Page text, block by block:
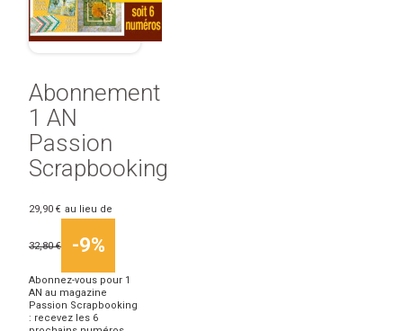
Abonnement
1 AN
Passion
Scrapbooking
29,90 € au lieu de
32,80 € -9%
Abonnez-vous pour 1
AN au magazine
Passion Scrapbooking
: recevez les 6